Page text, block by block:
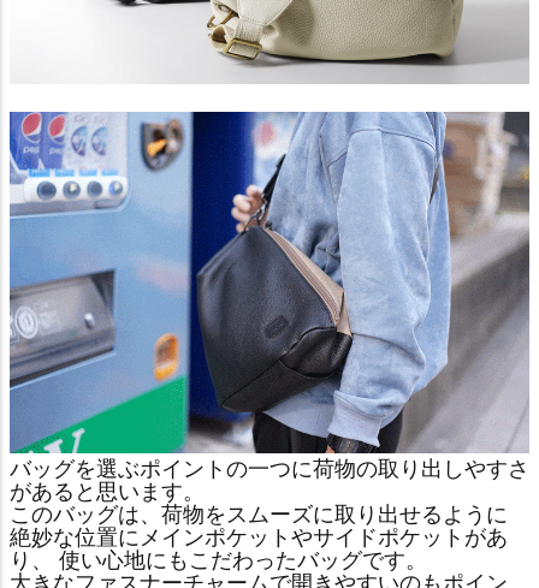
バッグを選ぶポイントの一つに荷物の取り出しやすさ
があると思います。
このバッグは、荷物をスムーズに取り出せるように
絶妙な位置にメインポケットやサイドポケットがあ
り、 使い心地にもこだわったバッグです。